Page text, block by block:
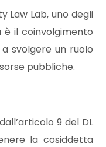
Law Lab, uno degli
il coinvolgimento
svolgere un ruolo
pubbliche.
9 del DL
la cosiddetta